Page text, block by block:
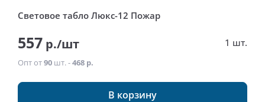
Световое табло Люкс-12 Пожар
557 р./шт 1 шт.
Опт от90 шт. -468 р.
В корзину